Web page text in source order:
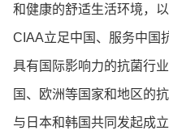
和健康的舒适生活环境，
CIAA立足中国、服务中国
具有国际影响力的抗菌行
国、欧洲等国家和地区的
与日本和韩国共同发起成